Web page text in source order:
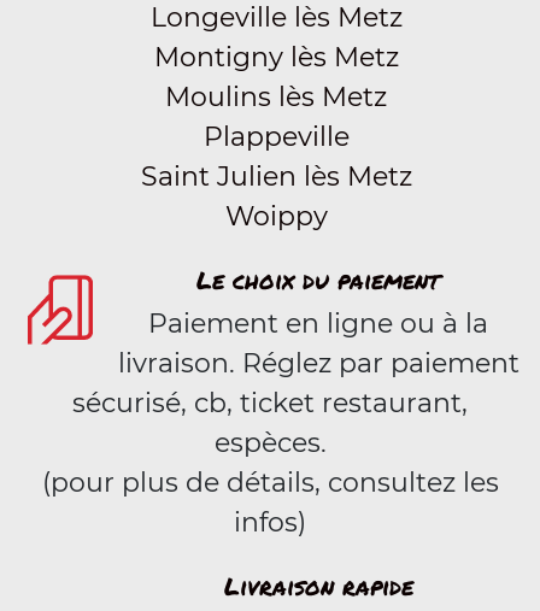
Longeville lès Metz
Montigny lès Metz
Moulins lès Metz
Plappeville
Saint Julien lès Metz
Woippy
Le choix du paiement
Paiement en ligne ou à la
livraison. Réglez par paiement
sécurisé, cb, ticket restaurant,
espèces.
(pour plus de détails, consultez les
infos)
Livraison rapide